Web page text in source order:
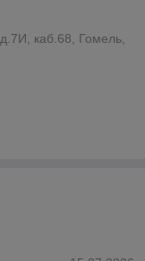
каб.68, Гомель,